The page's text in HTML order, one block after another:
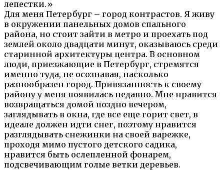
лепестки.»
Для меня Петербург – город контрастов. Я живу
в окружении панельных домов спального
района, но стоит зайти в метро и проехать под
землей около двадцати минут, оказываюсь среди
старинной архитектуры центра. В основном
люди, приезжающие в Петербург, стремятся
именно туда, не осознавая, насколько
разнообразен город. Привязанность к своему
району у меня появилась недавно. Мне нравится
возвращаться домой поздно вечером,
заглядывать в окна, где все еще горит свет, в
идеале должен идти снег, поэтому нравится
разглядывать снежинки на своей варежке,
проходя мимо пустого детского садика,
нравится быть ослепленной фонарем,
подсвечивающим голые ветки деревьев.